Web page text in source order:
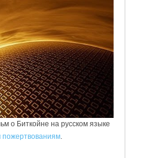
о Биткойне на русском языке
.